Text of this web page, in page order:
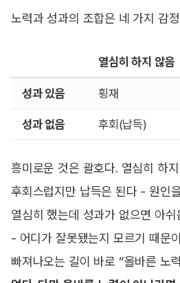
노력과 성과의 조합은 네 가지 감
열심히 하지 않음
성과 있음 횡재
성과 없음 후회(납득)
흥미로운 것은 괄호다. 열심히 하
후회스럽지만 납득은 된다 - 원인
열심히 했는데 성과가 없으면 아
- 어디가 잘못됐는지 모르기 때문
빠져나오는 길이 바로 “올바른 노